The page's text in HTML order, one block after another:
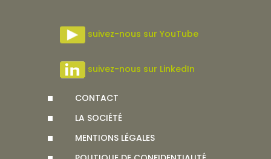
suivez-nous sur YouTube
suivez-nous sur LinkedIn
CONTACT
LA SOCIÉTÉ
MENTIONS LÉGALES